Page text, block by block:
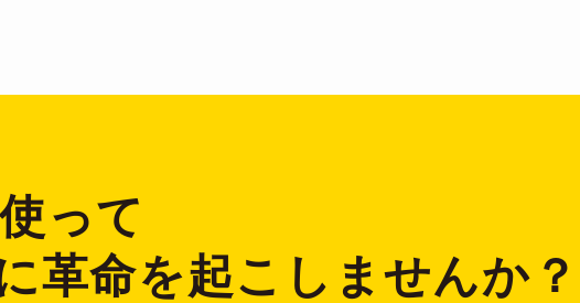
って
革命を起こしませんか？